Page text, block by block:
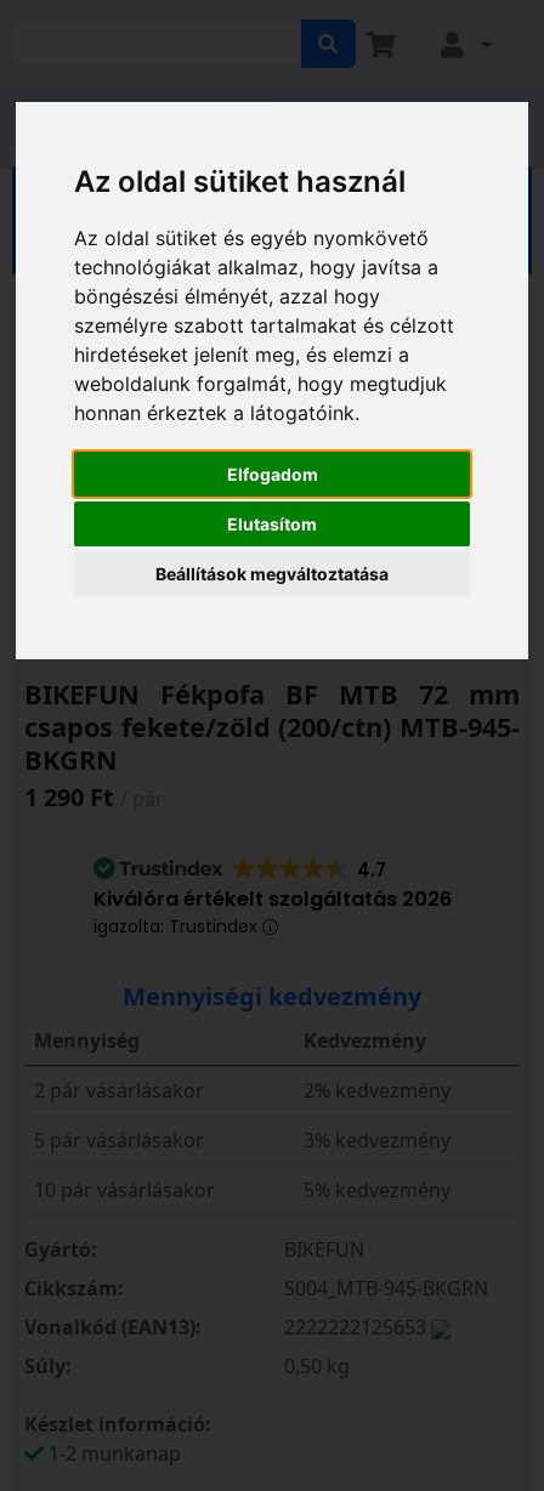
Az oldal sütiket használ
Az oldal sütiket és egyéb nyomkövető
technológiákat alkalmaz, hogy javítsa a
böngészési élményét, azzal hogy
személyre szabott tartalmakat és célzott
hirdetéseket jelenít meg, és elemzi a
weboldalunk forgalmát, hogy megtudjuk
honnan érkeztek a látogatóink.
Elfogadom
Elutasítom
Beállítások megváltoztatása
Sport, kerékpár
Fékek
BIKEFUN Fékpofa BF MTB 72 mm
csapos fekete/zöld (200/ctn) MTB-945-
BKGRN
1 290 Ft
4.7
Kiválóra értékelt szolgáltatás 2026
igazolta: Trustindex
Mennyiségi kedvezmény
Mennyiség
Kedvezmény
2 pár vásárlásakor
2% kedvezmény
5 pár vásárlásakor
3% kedvezmény
10 pár vásárlásakor
5% kedvezmény
Gyártó:
BIKEFUN
Cikkszám:
S004_MTB-945-BKGRN
Vonalkód (EAN13):
2222222125653
Súly:
0,50 kg
Készlet információ:
1-2 munkanap